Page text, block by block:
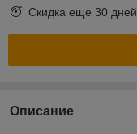
Скидка еще 30 дней
Описание